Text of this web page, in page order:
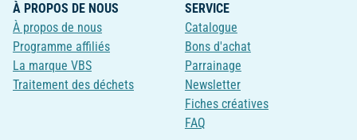
À PROPOS DE NOUS
À propos de nous
Programme affiliés
La marque VBS
Traitement des déchets
SERVICE
Catalogue
Bons d'achat
Parrainage
Newsletter
Fiches créatives
FAQ